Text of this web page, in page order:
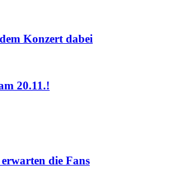
Konzert dabei
20.11.!
die Fans